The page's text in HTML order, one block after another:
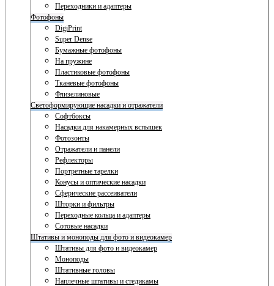
Переходники и адаптеры
Фотофоны
DigiPrint
Super Dense
Бумажные фотофоны
На пружине
Пластиковые фотофоны
Тканевые фотофоны
Флизелиновые
Светоформирующие насадки и отражатели
Софтбоксы
Насадки для накамерных вспышек
Фотозонты
Отражатели и панели
Рефлекторы
Портретные тарелки
Конусы и оптические насадки
Сферические рассеиватели
Шторки и фильтры
Переходные кольца и адаптеры
Сотовые насадки
Штативы и моноподы для фото и видеокамер
Штативы для фото и видеокамер
Моноподы
Штативные головы
Наплечные штативы и стедикамы